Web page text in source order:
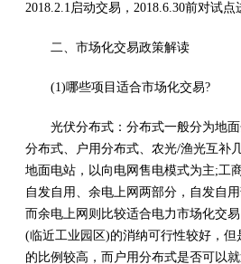
2018.2.1启动交易，2018.6.30前对试点
二、市场化交易政策解读
(1)哪些项目适合市场化交易?
光伏分布式：分布式一般分为地
分布式、户用分布式、农光/渔光互补
地面电站，以向电网售电模式为主;工
自发自用、余电上网两部分，自发自
而余电上网则比较适合电力市场化交
(临近工业园区)的消纳可行性较好，但
的比例较高，而户用分布式是否可以